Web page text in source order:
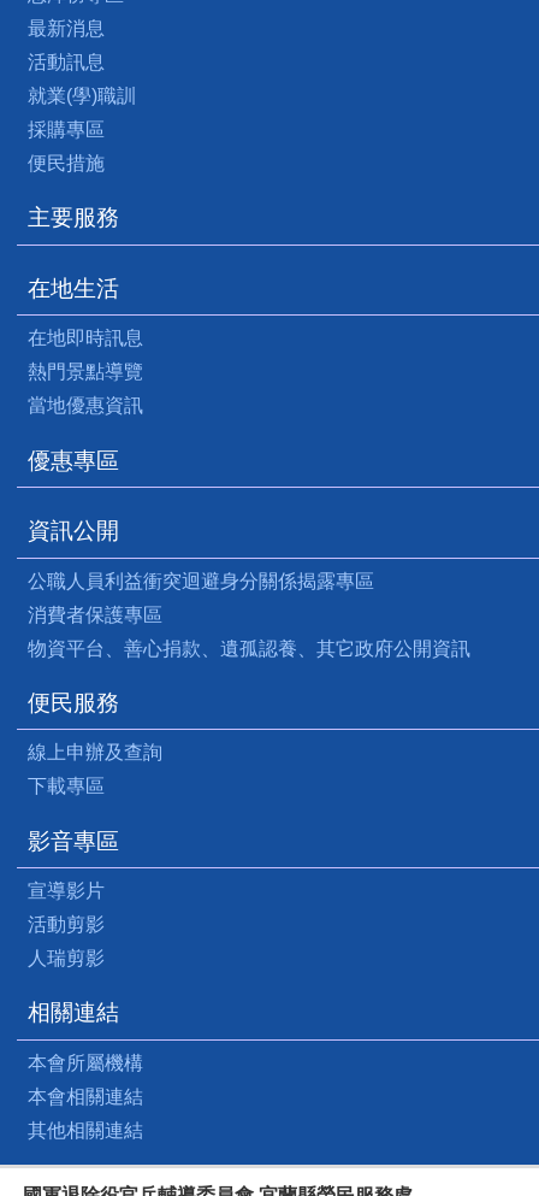
最新消息
活動訊息
就業(學)職訓
採購專區
便民措施
主要服務
在地生活
在地即時訊息
熱門景點導覽
當地優惠資訊
優惠專區
資訊公開
公職人員利益衝突迴避身分關係揭露專區
消費者保護專區
物資平台、善心捐款、遺孤認養、其它政府公開資訊
便民服務
線上申辦及查詢
下載專區
影音專區
宣導影片
活動剪影
人瑞剪影
相關連結
本會所屬機構
本會相關連結
其他相關連結